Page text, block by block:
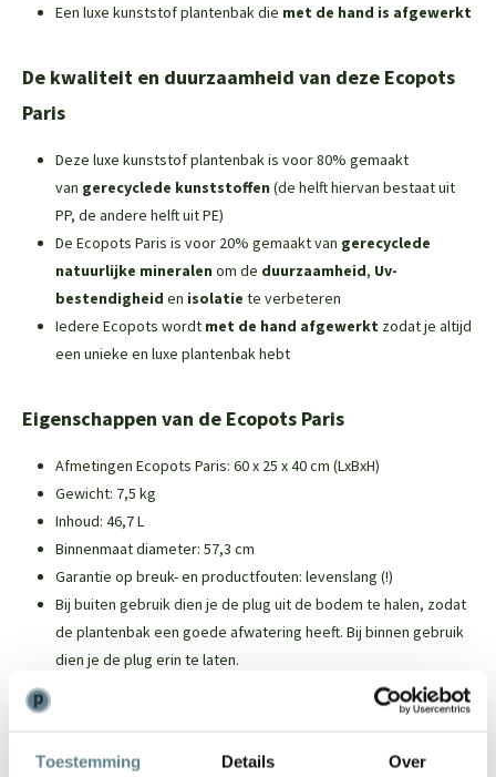
Toestemming Details Over
Een luxe kunststof plantenbak die met de hand is afgewerkt
De kwaliteit en duurzaamheid van deze Ecopots
Paris
Deze luxe kunststof plantenbak is voor 80% gemaakt
van gerecyclede kunststoffen (de helft hiervan bestaat uit
PP, de andere helft uit PE)
De Ecopots Paris is voor 20% gemaakt van gerecyclede
natuurlijke mineralen om de duurzaamheid, Uv-
bestendigheid en isolatie te verbeteren
Iedere Ecopots wordt met de hand afgewerkt zodat je altijd
een unieke en luxe plantenbak hebt
Eigenschappen van de Ecopots Paris
Afmetingen Ecopots Paris: 60 x 25 x 40 cm (LxBxH)
Gewicht: 7,5 kg
Inhoud: 46,7 L
Binnenmaat diameter: 57,3 cm
Garantie op breuk- en productfouten: levenslang (!)
Bij buiten gebruik dien je de plug uit de bodem te halen, zodat
de plantenbak een goede afwatering heeft. Bij binnen gebruik
dien je de plug erin te laten.
Ecopots zijn duurzame plantenbakken die worden gemaakt van